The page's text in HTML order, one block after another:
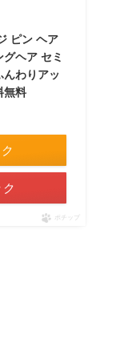
ピン ヘア
ヘア セミ
んわりアッ
無料
ポチップ